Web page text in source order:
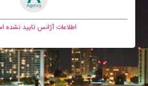
اطلاعات آژانس تایید نشده